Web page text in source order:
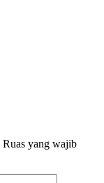
Ruas yang wajib